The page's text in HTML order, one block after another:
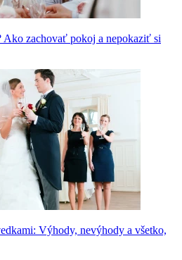
Ako zachovať pokoj a nepokaziť si
Výhody, nevýhody a všetko,